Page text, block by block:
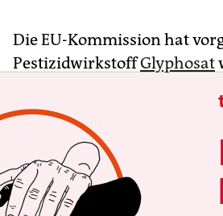
Die EU-Kommission hat
PestizidwirkstoffGlyphosat
dass „Glyphosat nicht die
erbgutverändernd oder
werden“, heißt es in der
Indirekte Schäden für die
nichtausgeschlossen